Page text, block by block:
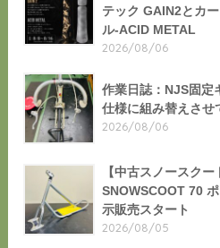
テック GAIN2とカ
ル-ACID METAL
2026/08/06
作業日誌：NJS固定
仕様に組み替えさせ
2026/08/06
【中古スノースク
SNOWSCOOT 70
示販売スタート
2026/08/05